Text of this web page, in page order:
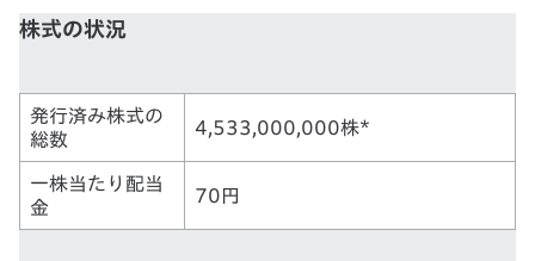
株式の状況
発行済み株式の
総数
4,533,000,000株*
一株当たり配当
金
70円